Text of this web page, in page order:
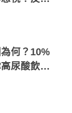
何？10%
尿酸飲食: